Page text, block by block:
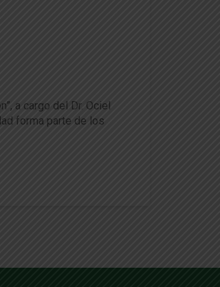
a cargo del Dr. Ociel
forma parte de los